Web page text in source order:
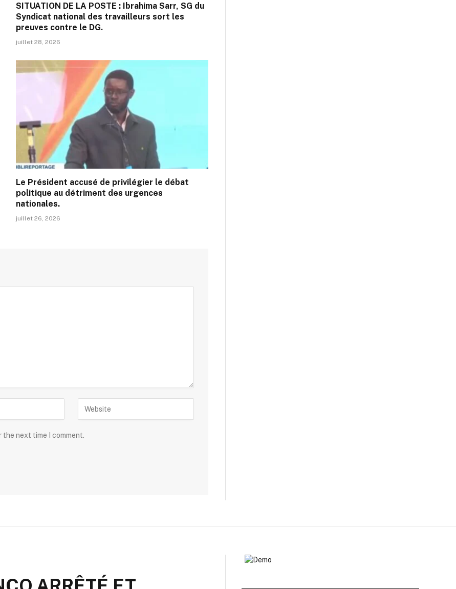
SITUATION DE LA POSTE : Ibrahima Sarr, SG du
Syndicat national des travailleurs sort les
preuves contre le DG.
juillet 28, 2026
Le Président accusé de privilégier le débat
politique au détriment des urgences
nationales.
juillet 26, 2026
the next time I comment.